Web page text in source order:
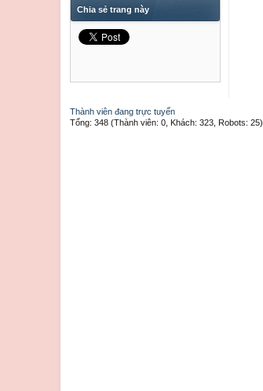
Chia sẻ trang này
Thành viên đang trực tuyến
Tổng: 348 (Thành viên: 0, Khách: 323, Robots: 25)